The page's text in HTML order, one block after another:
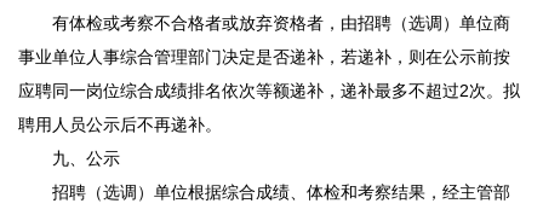
有体检或考察不合格者或放弃资格者，由招聘（选调）单位商
事业单位人事综合管理部门决定是否递补，若递补，则在公示前按
应聘同一岗位综合成绩排名依次等额递补，递补最多不超过2次。拟
聘用人员公示后不再递补。
九、公示
招聘（选调）单位根据综合成绩、体检和考察结果，经主管部